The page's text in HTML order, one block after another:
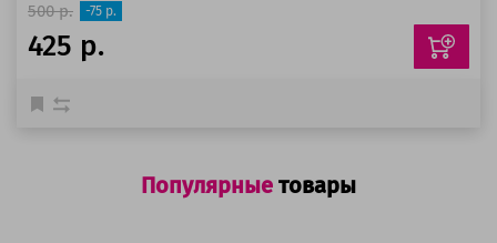
500 р. -75 р.
425 р.
Популярные товары